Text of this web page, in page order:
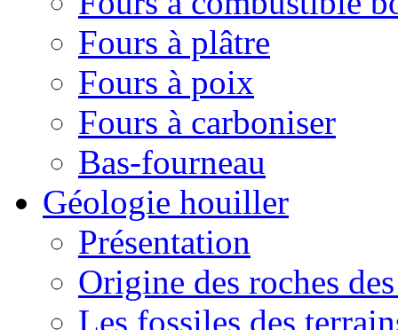
Fours à plâtre
Fours à poix
Fours à carboniser
Bas-fourneau
Géologie houiller
Présentation
Origine des roches
Les fossiles des